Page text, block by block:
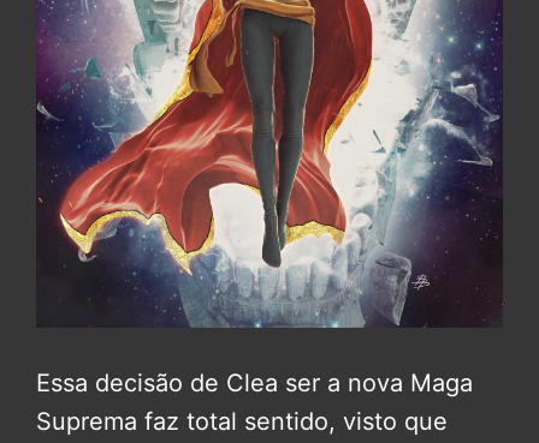
Essa decisão de Clea ser a nova Maga
Suprema faz total sentido, visto que